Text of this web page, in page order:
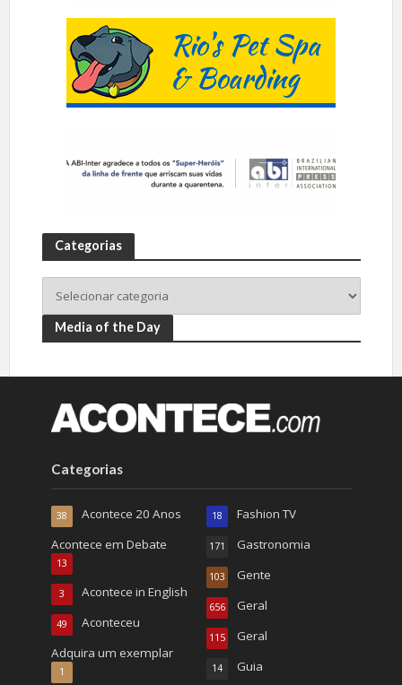
Categorias
Media of the Day
Categorias
Acontece 20 Anos
38
Acontece em Debate
13
Acontece in English
3
Aconteceu
49
Adquira um exemplar
1
Fashion TV
18
Gastronomia
171
Gente
103
Geral
656
Geral
115
Guia
14